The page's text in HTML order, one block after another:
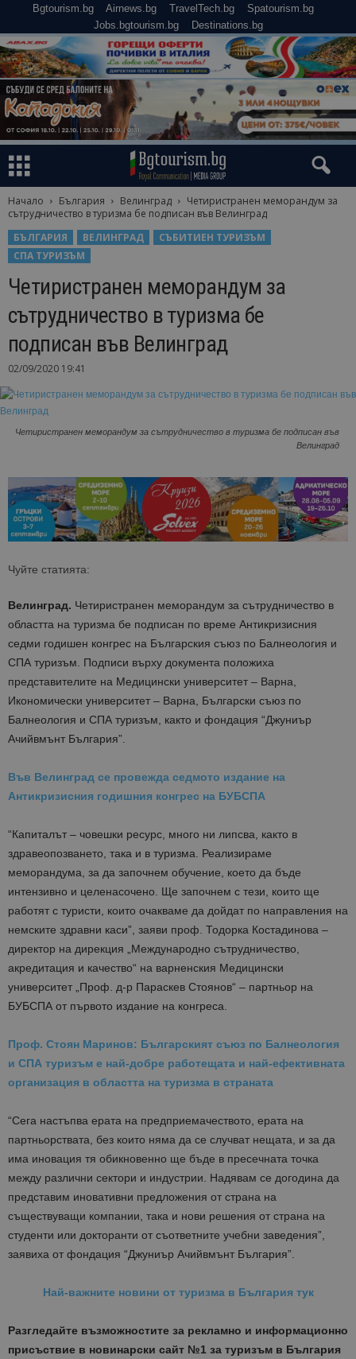
Bgtourism.bg Airnews.bg TravelTech.bg
Spatourism.bg
Jobs.bgtourism.bg
Destinations.bg
Начало България Велинград
Четиристранен меморандум за
сътрудничество в туризма бе подписан във Велинград
БЪЛГАРИЯ
ВЕЛИНГРАД
СЪБИТИЕН ТУРИЗЪМ
СПА ТУРИЗЪМ
Четиристранен меморандум за
сътрудничество в туризма бе
подписан във Велинград
02/09/2020 19:41
Четиристранен меморандум за сътрудничество в туризма бе подписан във
Велинград
Чуйте статията:
Велинград. Четиристранен меморандум за сътрудничество в
областта на туризма бе подписан по време Антикризисния
седми годишен конгрес на Българския съюз по Балнеология и
СПА туризъм. Подписи върху документа положиха
представителите на Медицински университет – Варна,
Икономически университет – Варна, Български съюз по
Балнеология и СПА туризъм, както и фондация “Джуниър
Ачийвмънт България”.
Във Велинград се провежда седмото издание на
Антикризисния годишния конгрес на БУБСПА
“Капиталът – човешки ресурс, много ни липсва, както в
здравеопозването, така и в туризма. Реализираме
меморандума, за да започнем обучение, което да бъде
интензивно и целенасочено. Ще започнем с тези, които ще
работят с туристи, които очакваме да дойдат по направления на
немските здравни каси”, заяви проф. Тодорка Костадинова –
директор на дирекция „Международно сътрудничество,
акредитация и качество“ на варненския Медицински
университет „Проф. д-р Параскев Стоянов“ – партньор на
БУБСПА от първото издание на конгреса.
Проф. Стоян Маринов: Българският съюз по Балнеология
и СПА туризъм е най-добре работещата и най-ефективната
организация в областта на туризма в страната
“Сега настъпва ерата на предприемачеството, ерата на
партньорствата, без които няма да се случват нещата, и за да
има иновация тя обикновенно ще бъде в пресечната точка
между различни сектори и индустрии. Надявам се догодина да
представим иновативни предложения от страна на
съществуващи компании, така и нови решения от страна на
студенти или докторанти от съответните учебни заведения”,
заявиха от фондация “Джуниър Ачийвмънт България”.
Най-важните новини от туризма в България тук
Разгледайте възможностите за рекламно и информационно
присъствие в новинарски сайт №1 за туризъм в България